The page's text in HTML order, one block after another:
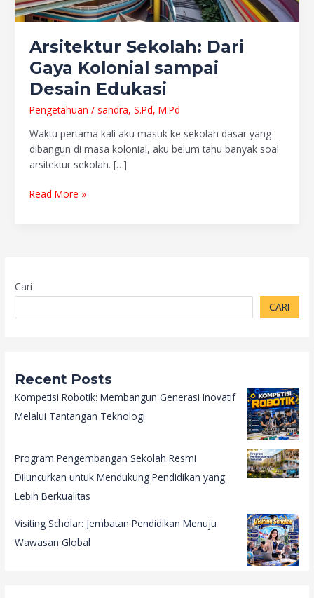
Arsitektur Sekolah: Dari
Gaya Kolonial sampai
Desain Edukasi
Pengetahuan / sandra, S.Pd, M.Pd
Waktu pertama kali aku masuk ke sekolah dasar yang
dibangun di masa kolonial, aku belum tahu banyak soal
arsitektur sekolah. […]
Read More »
Cari
CARI
Recent Posts
Kompetisi Robotik: Membangun Generasi Inovatif
Melalui Tantangan Teknologi
Program Pengembangan Sekolah Resmi
Diluncurkan untuk Mendukung Pendidikan yang
Lebih Berkualitas
Visiting Scholar: Jembatan Pendidikan Menuju
Wawasan Global